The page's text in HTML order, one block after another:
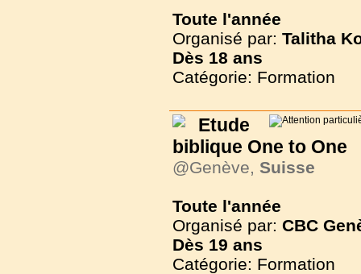
Toute l'année
Organisé par: Talitha
Dès 18 ans
Catégorie: Formation
Etude
biblique One to One
@Genève, Suisse
Toute l'année
Organisé par: CBC
Dès 19 ans
Catégorie: Formation